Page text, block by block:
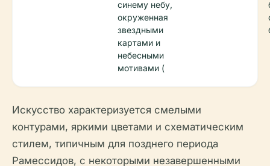
синему небу,
окруженная
звездными
картами и
небесными
мотивами (
Искусство характеризуется смелыми
контурами, яркими цветами и схематическим
стилем, типичным для позднего периода
Рамессидов, с некоторыми незавершенными